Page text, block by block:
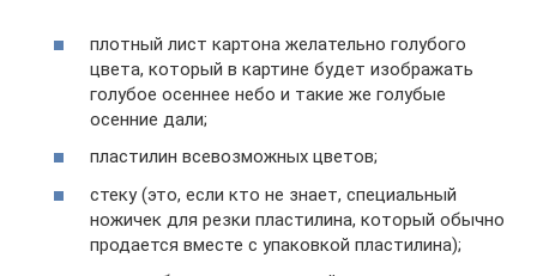
плотный лист картона желательно голубого
цвета, который в картине будет изображать
голубое осеннее небо и такие же голубые
осенние дали;
пластилин всевозможных цветов;
стеку (это, если кто не знает, специальный
ножичек для резки пластилина, который обычно
продается вместе с упаковкой пластилина);